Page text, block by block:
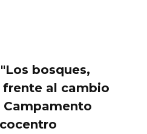
bosques,
al cambio